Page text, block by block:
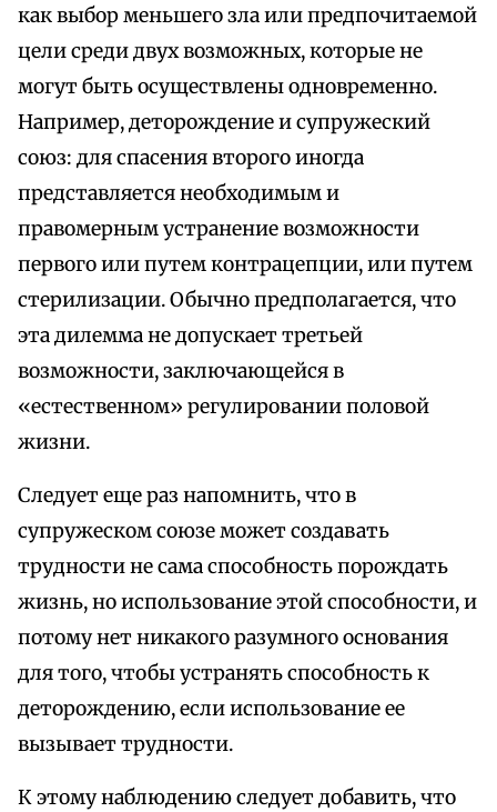
как выбор меньшего зла или предпочитаемой
цели среди двух возможных, которые не
могут быть осуществлены одновременно.
Например, деторождение и супружеский
союз: для спасения второго иногда
представляется необходимым и
правомерным устранение возможности
первого или путем контрацепции, или путем
стерилизации. Обычно предполагается, что
эта дилемма не допускает третьей
возможности, заключающейся в
«естественном» регулировании половой
жизни.
Следует еще раз напомнить, что в
супружеском союзе может создавать
трудности не сама способность порождать
жизнь, но использование этой способности, и
потому нет никакого разумного основания
для того, чтобы устранять способность к
деторождению, если использование ее
вызывает трудности.
К этому наблюдению следует добавить, что